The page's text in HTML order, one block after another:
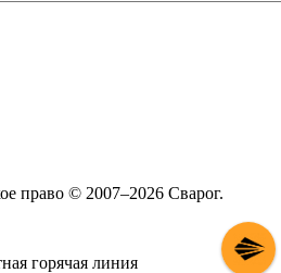
право © 2007–2026 Сварог.
горячая линия